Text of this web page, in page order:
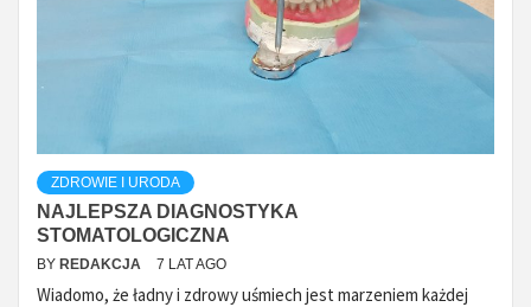
ZDROWIE I URODA
NAJLEPSZA DIAGNOSTYKA
STOMATOLOGICZNA
BY REDAKCJA 7 LAT AGO
Wiadomo, że ładny i zdrowy uśmiech jest marzeniem każdej